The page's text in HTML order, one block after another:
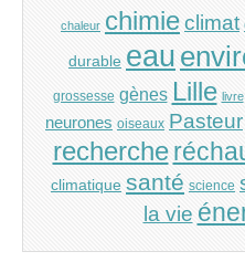
chaleur chimieclimat
durable eau
grossesse gènes Lille livre
neurones oiseaux Pasteur
recherche
climatique santé science
la vie